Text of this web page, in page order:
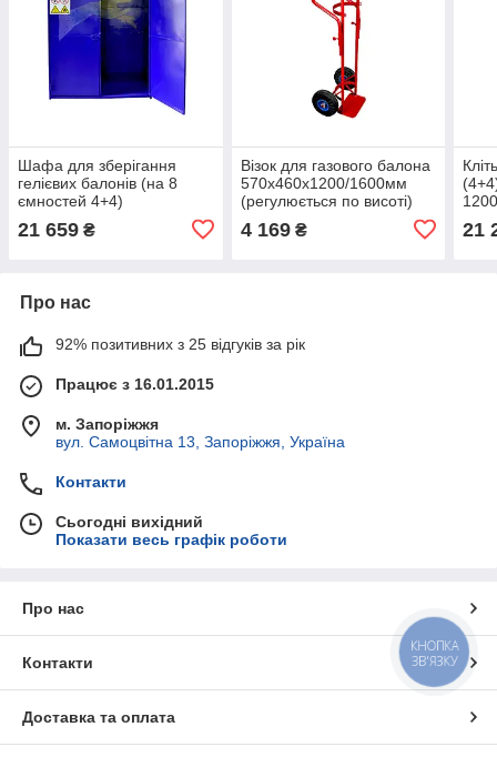
Шафа для зберігання
гелієвих балонів (на 8
ємностей 4+4)
1200х600х2000 листова
Kompred OL254/2
21 659 ₴
Візок для газового балона
570х460х1200/1600мм
(регулюється по висоті)
Червоний Kompred OL459
4 169₴ 21
Про нас
92% позитивних з 25 відгуків за рік
Працює з 16.01.2015
м. Запоріжжя
вул. Самоцвітна 13, Запоріжжя, Україна
Контакти
Сьогодні вихідний
Показати весь графік роботи
Про нас
Контакти
Доставка та оплата
КНОПКА
ЗВ'ЯЗКУ